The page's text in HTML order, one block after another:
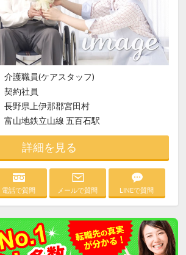
介護職員(ケアスタッフ)
契約社員
長野県上伊那郡宮田村
富山地鉄立山線 五百石駅
詳細を見る
電話で質問 メールで質問 LINEで質問